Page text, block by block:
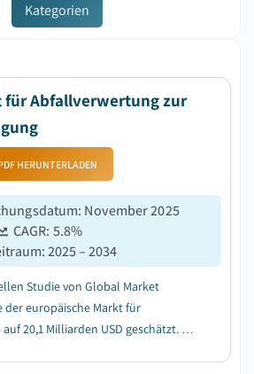
Kategorien
für Abfallverwertung zur
HERUNTERLADEN
: November 2025
CAGR: 5.8%
:2025 – 2034
Studie von Global Market
der europäische Markt für
20,1 Milliarden USD geschätzt. Es